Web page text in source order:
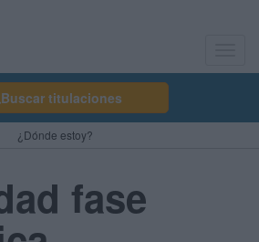
Buscar titulaciones
¿Dónde estoy?
fase